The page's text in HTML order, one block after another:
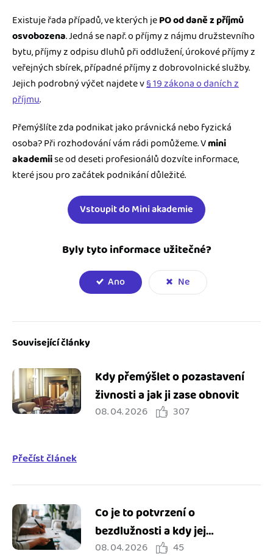
Existuje řada případů, ve kterých jePO od daně z příjmů
osvobozena. Jedná se např. o příjmy z nájmu družstevního
bytu, příjmy z odpisu dluhů při oddlužení, úrokové příjmy z
veřejných sbírek, případné příjmy z dobrovolnické služby.
Jejich podrobný výčet najdete v§ 19 zákona o daních z
příjmu.
Přemýšlíte zda podnikat jako právnická nebo fyzická
osoba? Při rozhodování vám rádi pomůžeme. Vmini
akademiise od deseti profesionálů dozvíte informace,
které jsou pro začátek podnikání důležité.
Vstoupit do Mini akademie
Byly tyto informace užitečné?
Ano Ne
Související články
Kdy přemýšlet o pozastavení
živnosti a jak ji zase obnovit
08. 04. 2026 307
Přečíst článek
Co je to potvrzení o
bezdlužnosti a kdy jej
potřebuji?
08. 04. 2026 45